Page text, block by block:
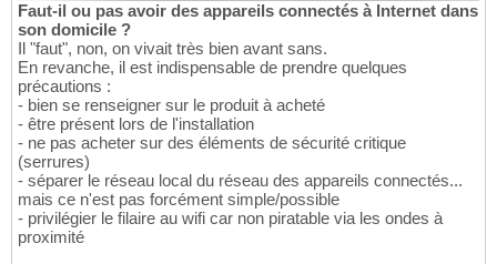
Faut-il ou pas avoir des appareils connectés à Internet dans
son domicile ?
Il "faut", non, on vivait très bien avant sans.
En revanche, il est indispensable de prendre quelques
précautions :
- bien se renseigner sur le produit à acheté
- être présent lors de l'installation
- ne pas acheter sur des éléments de sécurité critique
(serrures)
- séparer le réseau local du réseau des appareils connectés...
mais ce n'est pas forcément simple/possible
- privilégier le filaire au wifi car non piratable via les ondes à
proximité